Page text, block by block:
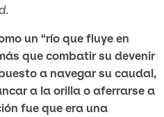
un “río que fluye en
que combatir su devenir
a navegar su caudal,
a la orilla o aferrarse a
fue que era una